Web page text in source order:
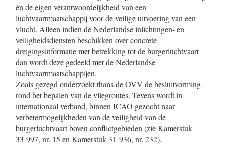
én de eigen verantwoordelijkheid van een
luchtvaartmaatschappij voor de veilige uitvoering van een
vlucht. Alleen indien de Nederlandse inlichtingen- en
veiligheidsdiensten beschikken over concrete
dreigingsinformatie met betrekking tot de burgerluchtvaart
dan wordt deze gedeeld met de Nederlandse
luchtvaartmaatschappijen.
Zoals gezegd onderzoekt thans de OVV de besluitvorming
rond het bepalen van de vliegroutes. Tevens wordt in
internationaal verband, binnen ICAO gezocht naar
verbetermogelijkheden van de veiligheid van de
burgerluchtvaart boven conflictgebieden (zie Kamerstuk
33 997, nr. 15 en Kamerstuk 31 936, nr. 232).